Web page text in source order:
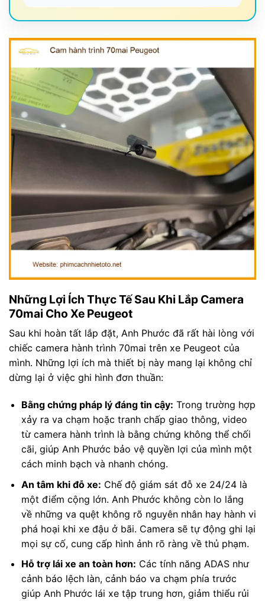
Những Lợi Ích Thực Tế Sau Khi Lắp Camera
70mai Cho Xe Peugeot
Sau khi hoàn tất lắp đặt, Anh Phước đã rất hài lòng với
chiếc camera hành trình 70mai trên xe Peugeot của
mình. Những lợi ích mà thiết bị này mang lại không chỉ
dừng lại ở việc ghi hình đơn thuần:
Bằng chứng pháp lý đáng tin cậy: Trong trường hợp
xảy ra va chạm hoặc tranh chấp giao thông, video
từ camera hành trình là bằng chứng không thể chối
cãi, giúp Anh Phước bảo vệ quyền lợi của mình một
cách minh bạch và nhanh chóng.
An tâm khi đỗ xe: Chế độ giám sát đỗ xe 24/24 là
một điểm cộng lớn. Anh Phước không còn lo lắng
về những va quệt không rõ nguyên nhân hay hành vi
phá hoại khi xe đậu ở bãi. Camera sẽ tự động ghi lại
mọi sự cố, cung cấp hình ảnh rõ ràng về thủ phạm.
Hỗ trợ lái xe an toàn hơn: Các tính năng ADAS như
cảnh báo lệch làn, cảnh báo va chạm phía trước
giúp Anh Phước lái xe tập trung hơn, giảm thiểu rủi